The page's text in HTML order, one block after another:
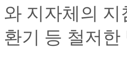
와 지자체의
환기 등 철저